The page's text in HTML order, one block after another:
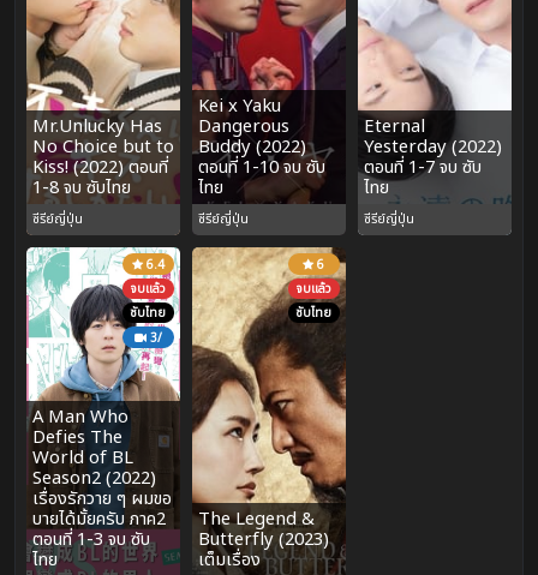
Mr.Unlucky Has
No Choice but to
Kiss! (2022) ตอนที่
1-8 จบ ซับไทย
ซีรีย์ญี่ปุ่น
Kei x Yaku
Dangerous
Buddy (2022)
ตอนที่ 1-10 จบ ซับ
ไทย
ซีรีย์ญี่ปุ่น
Eternal
Yesterday (2022)
ตอนที่ 1-7 จบ ซับ
ไทย
ซีรีย์ญี่ปุ่น
6.4
จบแล้ว
ซับไทย
3/
A Man Who
Defies The
World of BL
Season2 (2022)
เรื่องรักวาย ๆ ผมขอ
บายได้มั้ยครับ ภาค2
ตอนที่ 1-3 จบ ซับ
ไทย
6
จบแล้ว
ซับไทย
The Legend &
Butterfly (2023)
เต็มเรื่อง